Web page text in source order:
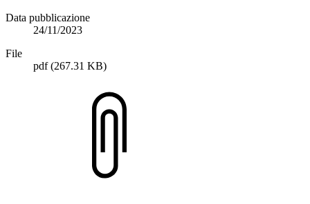
Data pubblicazione
24/11/2023
File
pdf(267.31 KB)